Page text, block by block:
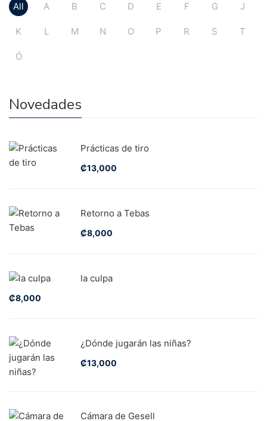
All A B C D E F G J
K L M N O P R S T
Ó
Novedades
Prácticas de tiro
₡13,000
Retorno a Tebas
₡8,000
la culpa
₡8,000
¿Dónde jugarán las niñas?
₡13,000
Cámara de Gesell